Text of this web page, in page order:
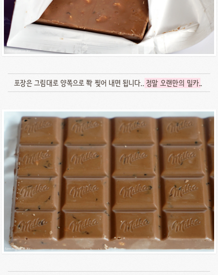
포장은 그림대로 양쪽으로 쫙 찢어 내면 됩니다..정말 오랜만의 밀카..